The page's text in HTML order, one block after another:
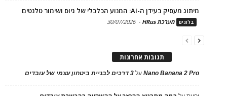
מיתוג מעסיק בעידן ה-AI: המנוע הכלכלי של גיוס ושימור טלנטים
בלוגים מערכת HRus -
30/07/2026
תגובות אחרונות
Nano Banana 2 Proעל 3 דרכים לבניית ביטחון עצמי של עובדים